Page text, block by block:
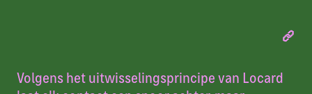
Volgens het uitwisselingsprincipe van Locard